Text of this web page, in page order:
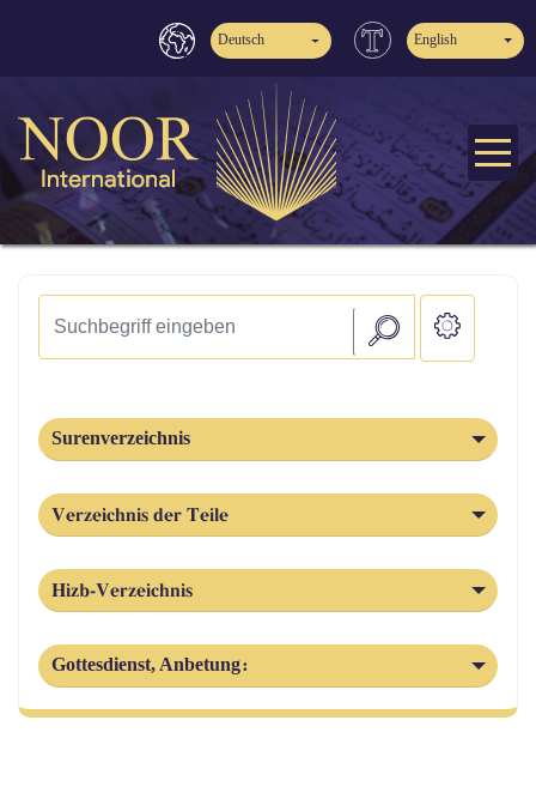
Deutsch English
Surenverzeichnis
Verzeichnis der Teile
Hizb-Verzeichnis
Gottesdienst, Anbetung: